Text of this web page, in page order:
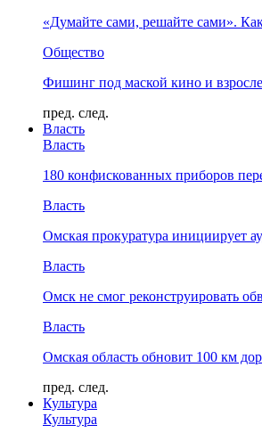
«Думайте сами, решайте сами».
Общество
Фишинг под маской кино и
пред. след.
Власть
Власть
180 конфискованных приборов
Власть
Омская прокуратура инициирует
Власть
Омск не смог реконструировать
Власть
Омская область обновит 100 км
пред. след.
Культура
Культура